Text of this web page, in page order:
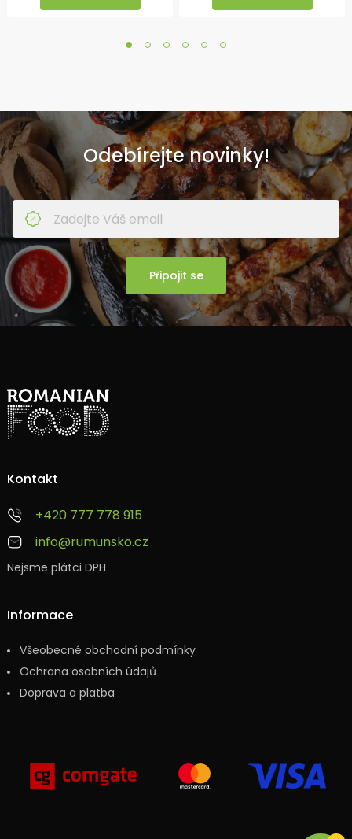
Odebírejte novinky!
Připojit se
Informace
Všeobecné obchodní podmínky
Ochrana osobních údajů
Doprava a platba
Kontakt
+420 777 778 915
info@rumunsko.cz
Nejsme plátci DPH